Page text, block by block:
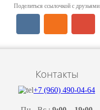
Поделиться ссылочкой с друзьями
Контакты
+7 (960) 490-04-64